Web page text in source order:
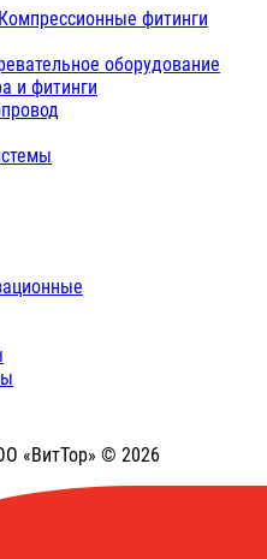
фитинги
оборудование
и фитинги
«ВитТор» © 2026